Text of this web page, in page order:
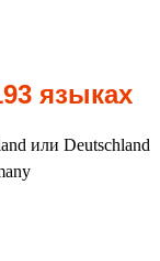
языках
или Deutschland